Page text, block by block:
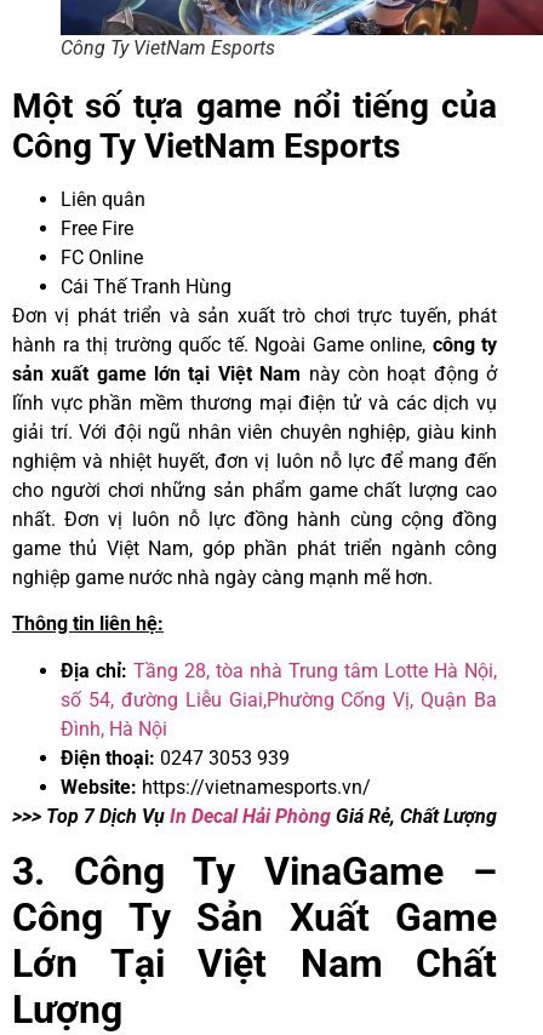
Công Ty VietNam Esports
Một số tựa game nổi tiếng của
Công Ty VietNam Esports
Liên quân
Free Fire
FC Online
Cái Thế Tranh Hùng
Đơn vị phát triển và sản xuất trò chơi trực tuyến, phát
hành ra thị trường quốc tế. Ngoài Game online, công ty
sản xuất game lớn tại Việt Nam này còn hoạt động ở
lĩnh vực phần mềm thương mại điện tử và các dịch vụ
giải trí. Với đội ngũ nhân viên chuyên nghiệp, giàu kinh
nghiệm và nhiệt huyết, đơn vị luôn nỗ lực để mang đến
cho người chơi những sản phẩm game chất lượng cao
nhất. Đơn vị luôn nỗ lực đồng hành cùng cộng đồng
game thủ Việt Nam, góp phần phát triển ngành công
nghiệp game nước nhà ngày càng mạnh mẽ hơn.
Thông tin liên hệ:
Địa chỉ: Tầng 28, tòa nhà Trung tâm Lotte Hà Nội,
số 54, đường Liễu Giai,Phường Cống Vị, Quận Ba
Đình, Hà Nội
Điện thoại: 0247 3053 939
Website: https://vietnamesports.vn/
>>> Top 7 Dịch Vụ In Decal Hải Phòng Giá Rẻ, Chất Lượng
3. Công Ty VinaGame –
Công Ty Sản Xuất Game
Lớn Tại Việt Nam Chất
Lượng